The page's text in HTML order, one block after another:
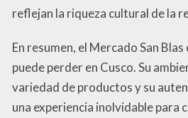
reflejan la riqueza cultural de la
En resumen, el Mercado San
puede perder en Cusco. Su
variedad de productos y su
una experiencia inolvidable para